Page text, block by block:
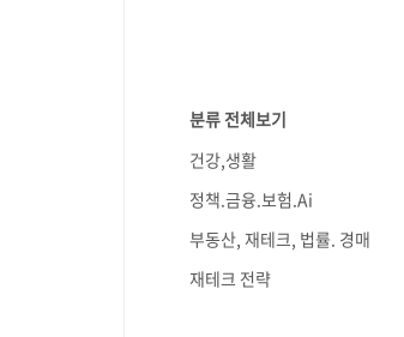
분류 전체보기
건강,생활
정책.금융.보험.Ai
부동산, 재테크, 법률. 경매
재테크 전략